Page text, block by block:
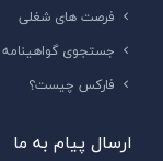
فرصت های شغلی
جستجوی گواهینامه
فارکس چیست؟
ارسال پیام به ما